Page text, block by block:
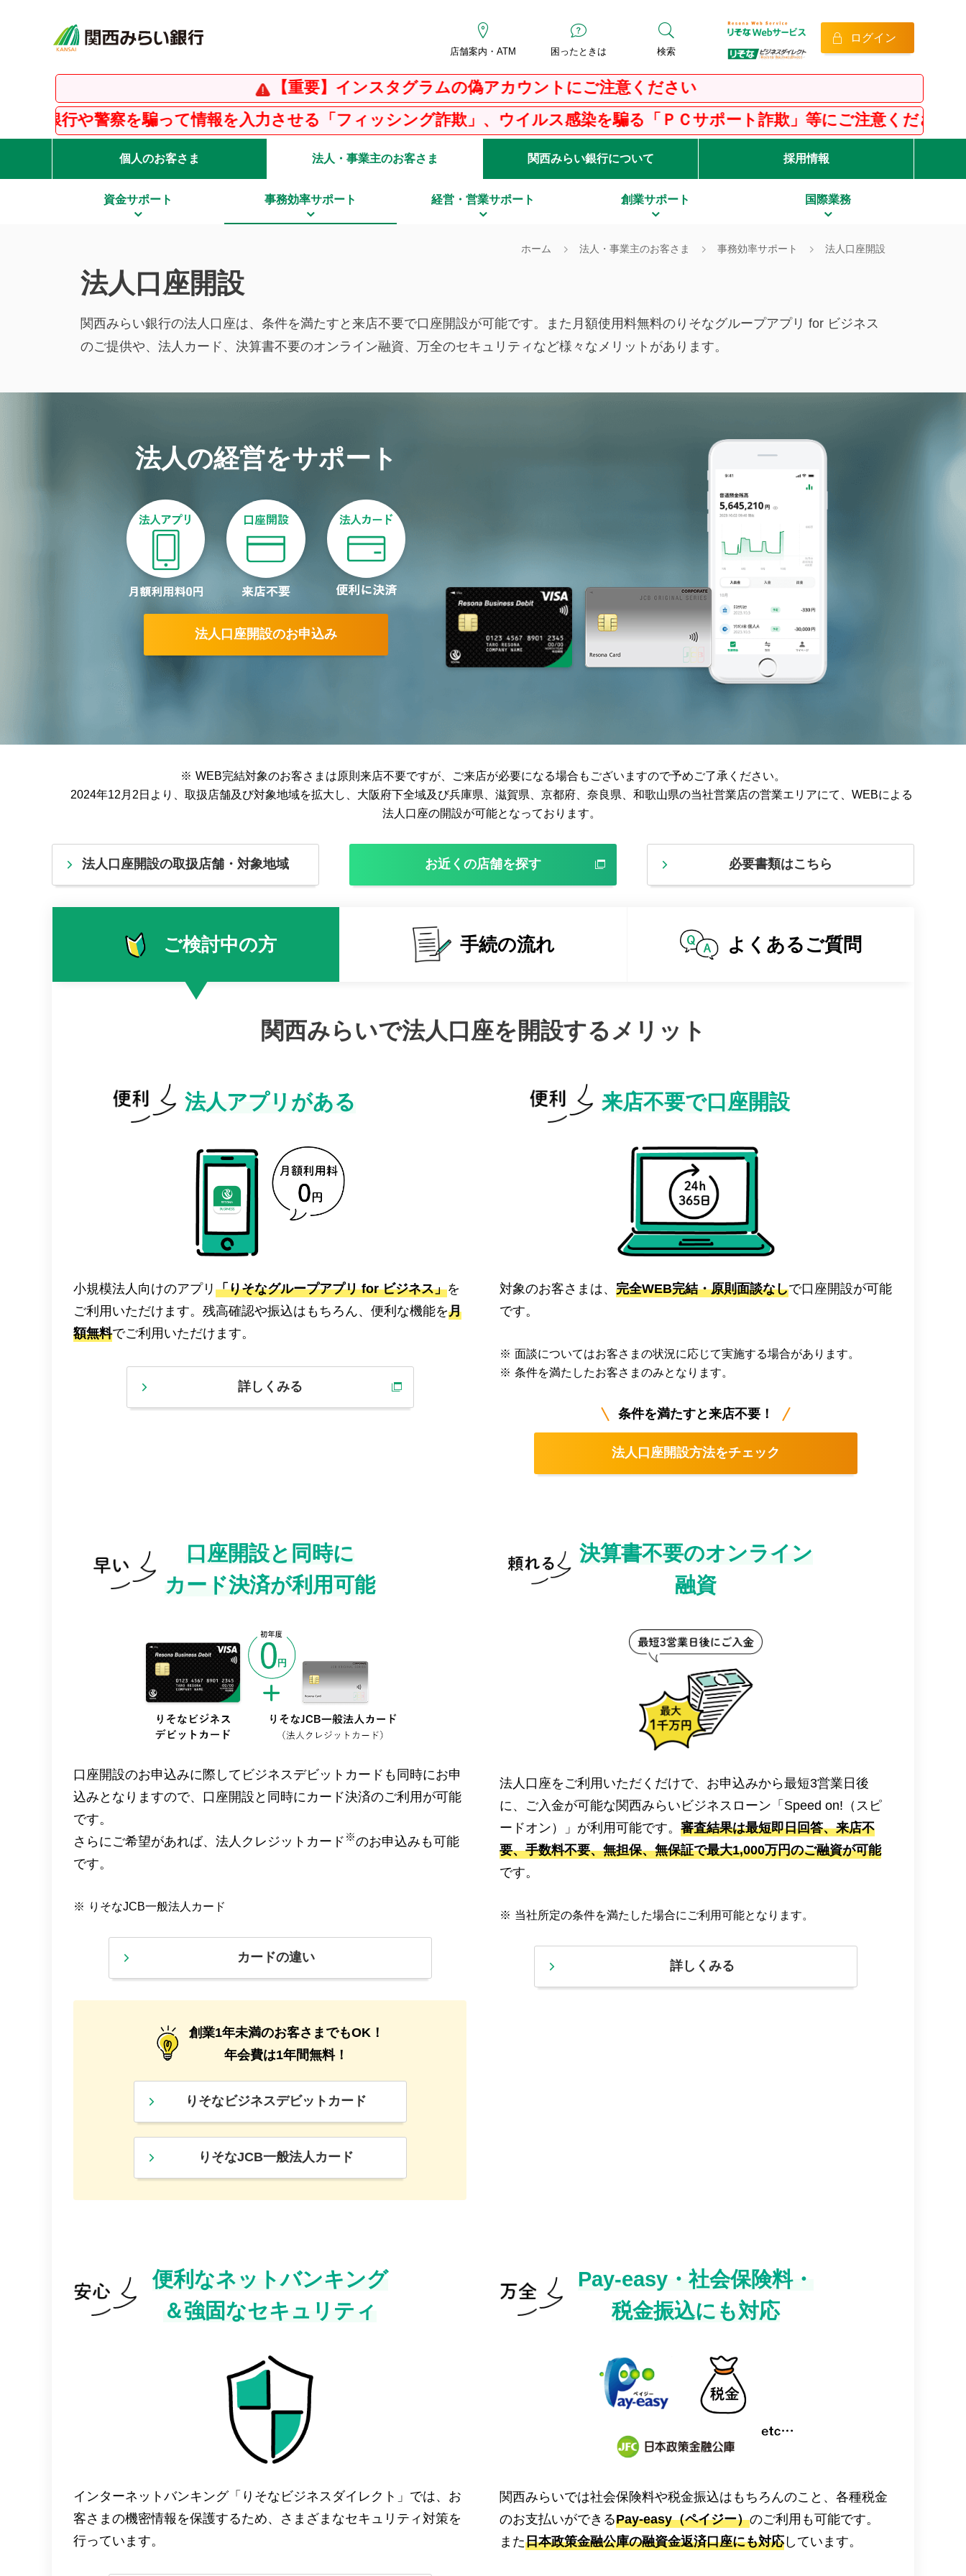
店舗案内・ATM 困ったときは 検索
ログイン
【重要】インスタグラムの偽アカウントにご注意ください
て情報を入力させる「フィッシング詐欺」、ウイルス感染を騙る「ＰＣサポート詐欺」等にご注意ください！
個人のお客さま 法人・事業主のお客さま 関西みらい銀行について 採用情報
資金サポート 事務効率サポート 経営・営業サポート 創業サポート 国際業務
ホーム 法人・事業主のお客さま 事務効率サポート 法人口座開設
法人口座開設
関西みらい銀行の法人口座は、条件を満たすと来店不要で口座開設が可能です。また月額使用料無料のりそなグループアプリ for ビジネス
のご提供や、法人カード、決算書不要のオンライン融資、万全のセキュリティなど様々なメリットがあります。
法人の経営をサポート
法人口座開設のお申込み
※ WEB完結対象のお客さまは原則来店不要ですが、ご来店が必要になる場合もございますので予めご了承ください。
2024年12月2日より、取扱店舗及び対象地域を拡大し、大阪府下全域及び兵庫県、滋賀県、京都府、奈良県、和歌山県の当社営業店の営業エリアにて、WEBによる
法人口座の開設が可能となっております。
法人口座開設の取扱店舗・対象地域 お近くの店舗を探す 必要書類はこちら
ご検討中の方 手続の流れ よくある ご質問
関西みらいで法人口座を開設するメリット
法人アプリがある
小規模法人向けのアプリ 「りそなグループアプリ for ビジネス」を
ご利用いただけます。残高確認や振込はもちろん、便利な機能を月
額無料でご利用いただけます。
詳しくみる
来店不要で口座開設
対象のお客さまは、 完全WEB完結・原則面談なしで口座開設が可能
です。
※ 面談についてはお客さまの状況に応じて実施する場合があります。
※ 条件を満たしたお客さまのみとなります。
条件を満たすと来店不要！
法人口座開設方法をチェック
口座開設と同時に
カード決済が利用可能
口座開設のお申込みに際してビジネスデビットカードも同時にお申
込みとなりますので、口座開設と同時にカード決済のご利用が可能
です。
さらにご希望があれば、法人クレジットカード ※のお申込みも可能
です。
※ りそなJCB一般法人カード
カードの違い
創業1年未満のお客さまでもOK！
年会費は1年間無料！
りそなビジネスデビットカード
りそなJCB一般法人カード
決算書不要のオンライン
融資
法人口座をご利用いただくだけで、お申込みから最短3営業日後
に、ご入金が可能な関西みらいビジネスローン「Speed on!（スピ
ードオン）」が利用可能です。 審査結果は最短即日回答、来店不
要、手数料不要、無担保、無保証で最大1,000万円のご融資が可能
です。
※ 当社所定の条件を満たした場合にご利用可能となります。
詳しくみる
便利なネットバンキング
＆強固なセキュリティ
インターネットバンキング「りそなビジネスダイレクト」では、お
客さまの機密情報を保護するため、さまざまなセキュリティ対策を
行っています。
Pay-easy・社会保険料・
税金振込にも対応
関西みらいでは社会保険料や税金振込はもちろんのこと、各種税金
のお支払いができるPay-easy（ペイジー）のご利用も可能です。
また日本政策金融公庫の融資金返済口座にも対応しています。